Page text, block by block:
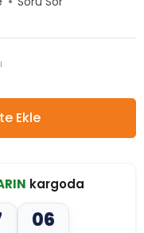
Ekle
kargoda
04